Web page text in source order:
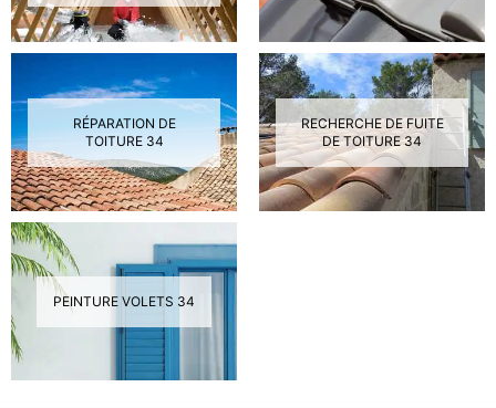
RÉPARATION DE
TOITURE 34
RECHERCHE DE FUITE
DE TOITURE 34
PEINTURE VOLETS 34